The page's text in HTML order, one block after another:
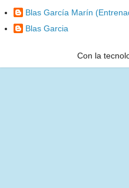
Blas García Marín
Blas Garcia
Con la